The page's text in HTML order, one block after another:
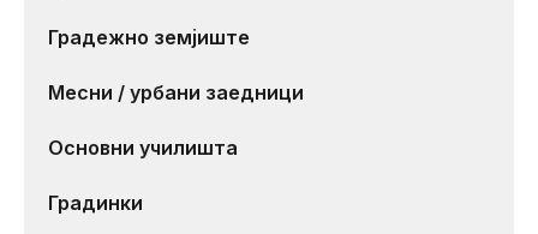
Градежно земјиште
Месни / урбани заедници
Основни училишта
Градинки